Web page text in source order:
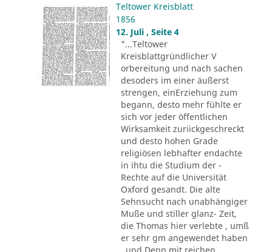
Teltower Kreisblatt
1856
12. Juli , Seite 4
"...Teltower
Kreisblattgründlicher V
orbereitung und nach sachen
desoders im einer äußerst
strengen, einErziehung zum
begann, desto mehr fühlte er
sich vor jeder öffentlichen
Wirksamkeit zuriickgeschreckt
und desto hohen Grade
religiösen lebhafter endachte
in ihtu die Studium der -
Rechte auf die Universität
Oxford gesandt. Die alte
Sehnsucht nach unabhängiger
Muße und stiller glanz- Zeit,
die Thomas hier verlebte , umß
er sehr gm angewendet haben